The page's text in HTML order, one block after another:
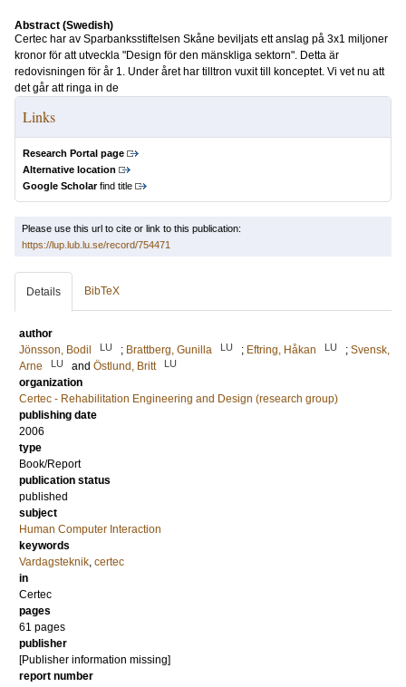
Abstract (Swedish)
Certec har av Sparbanksstiftelsen Skåne beviljats ett anslag på 3x1 miljoner
kronor för att utveckla "Design för den mänskliga sektorn". Detta är
redovisningen för år 1. Under året har tilltron vuxit till konceptet. Vi vet nu att
det går att ringa in de
Links
Research Portal page
Alternative location
Google Scholarfind title
Please use this url to cite or link to this publication:
https://lup.lub.lu.se/record/754471
Details BibTeX
author
Jönsson, Bodil
LU ; Brattberg, Gunilla LU ; Eftring, Håkan LU ; Svensk,
Arne
LU and Östlund, Britt LU
organization
Certec - Rehabilitation Engineering and Design (research group)
publishing date
2006
type
Book/Report
publication status
published
subject
Human Computer Interaction
keywords
Vardagsteknik, certec
in
Certec
pages
61 pages
publisher
[Publisher information missing]
report number